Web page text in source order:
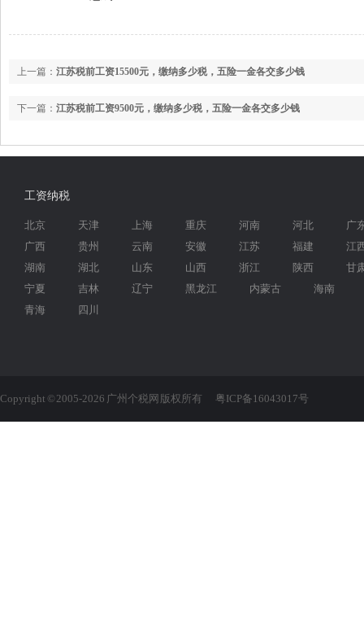
上一篇： 江苏税前工资15500元，缴纳多少税，五险一金各交多少钱
下一篇： 江苏税前工资9500元，缴纳多少税，五险一金各交多少钱
工资纳税
北京 天津 上海 重庆 河南 河北
广
广西
贵州 云南 安徽 江苏 福建
江
湖南
湖北 山东 山西 浙江 陕西
甘
宁夏
吉林 辽宁 黑龙江 内蒙古
海南
青海
四川
Copyright © 2005-2026 广州个税网 版权所有 粤ICP备16043017号